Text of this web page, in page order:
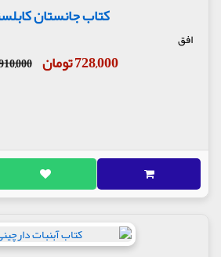
کتاب جانستان
افق
728,000 تومان 910,000